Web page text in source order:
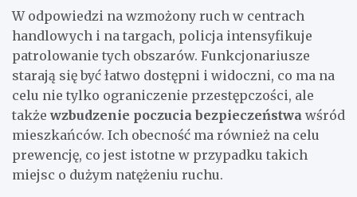
W odpowiedzi na wzmożony ruch w centrach
handlowych i na targach, policja intensyfikuje
patrolowanie tych obszarów. Funkcjonariusze
starają się być łatwo dostępni i widoczni, co ma na
celu nie tylko ograniczenie przestępczości, ale
takżewzbudzenie poczucia bezpieczeństwa wśród
mieszkańców. Ich obecność ma również na celu
prewencję, co jest istotne w przypadku takich
miejsc o dużym natężeniu ruchu.